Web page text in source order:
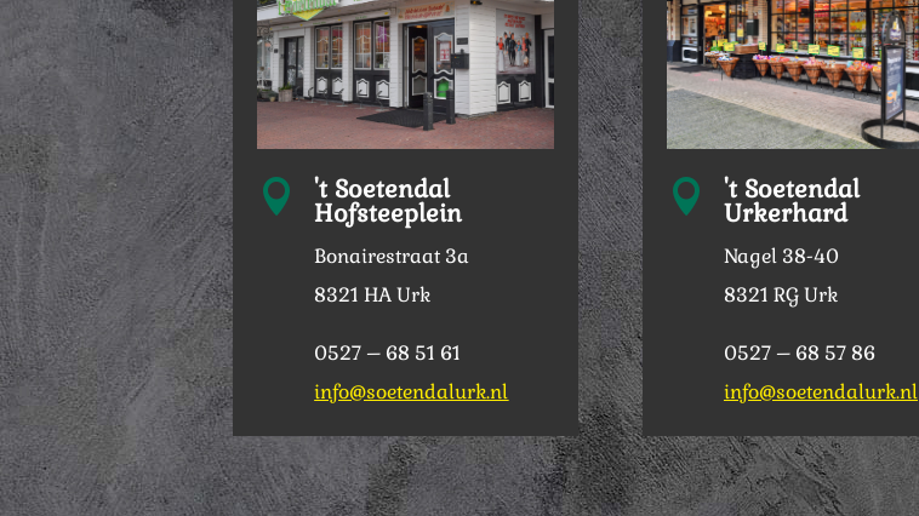
 't Soetendal
Hofsteeplein
Bonairestraat 3a
8321 HA Urk
0527 – 68 51 61
info@soetendalurk.nl
 't Soetendal
Urkerhard
Nagel 38-40
8321 RG Urk
0527 – 68 57 86
info@soetendalurk.nl